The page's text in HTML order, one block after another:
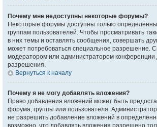
Почему мне недоступны некоторые форумы?
Некоторые форумы доступны только
группам пользователей. Чтобы просматривать
в них темы и оставлять сообщения, совершать
может потребоваться специальное разрешение.
модератором или администратором конференции
разрешения.
Вернуться к началу
Почему я не могу добавлять вложения?
Право добавления вложений может быть
форума, группы или пользователя.
не разрешить добавление вложений в
возможно, что добавлять вложения разрешено